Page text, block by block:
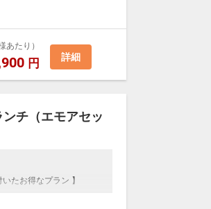
あたり）
円 詳細
ンチ（エモアセッ
たお得なプラン 】